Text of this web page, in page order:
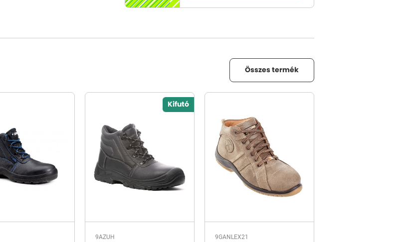
Összes termék
Kifutó
9AZUH
9GANLEX21